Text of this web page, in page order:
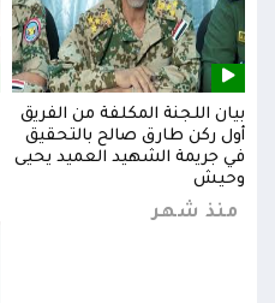
بيان اللجنة المكلفة من الفريق
أول ركن طارق صالح بالتحقيق
في جريمة الشهيد العميد يحيى
وحيش
منذ شهر